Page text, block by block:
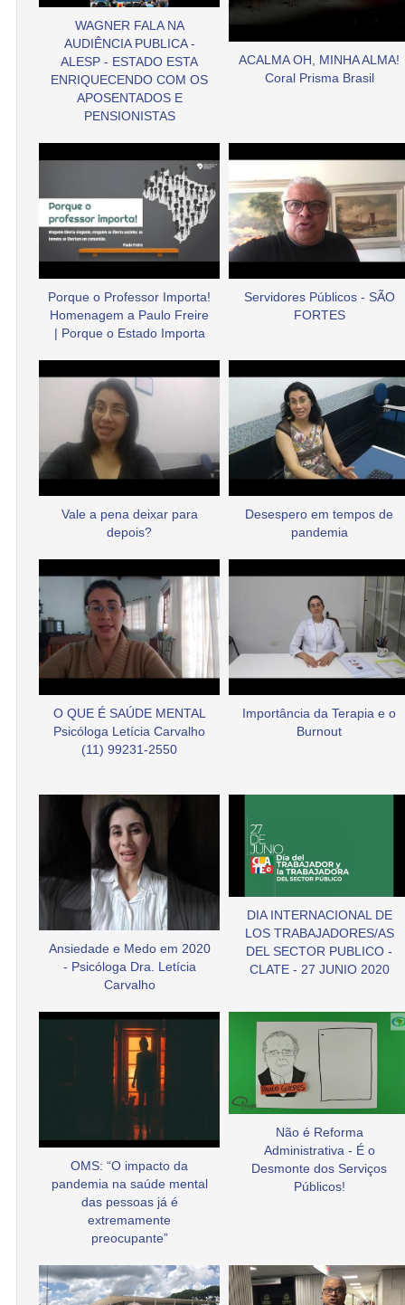
WAGNER FALA NA
AUDIÊNCIA PUBLICA -
ALESP - ESTADO ESTA
ENRIQUECENDO COM OS
APOSENTADOS E
PENSIONISTAS
ACALMA OH, MINHA ALMA!
Coral Prisma Brasil
Porque o Professor Importa!
Homenagem a Paulo Freire
| Porque o Estado Importa
Servidores Públicos - SÃO
FORTES
Vale a pena deixar para
depois?
Desespero em tempos de
pandemia
O QUE É SAÚDE MENTAL
Psicóloga Letícia Carvalho
(11) 99231-2550
Importância da Terapia e o
Burnout
Ansiedade e Medo em 2020
- Psicóloga Dra. Letícia
Carvalho
DIA INTERNACIONAL DE
LOS TRABAJADORES/AS
DEL SECTOR PUBLICO -
CLATE - 27 JUNIO 2020
OMS: “O impacto da
pandemia na saúde mental
das pessoas já é
extremamente
preocupante”
Não é Reforma
Administrativa - É o
Desmonte dos Serviços
Públicos!